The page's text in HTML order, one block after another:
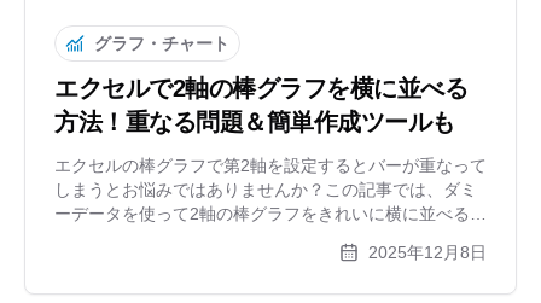
グラフ・チャート
エクセルで2軸の棒グラフを横に並べる
方法！重なる問題＆簡単作成ツールも
エクセルの棒グラフで第2軸を設定するとバーが重なって
しまうとお悩みではありませんか？この記事では、ダミ
ーデータを使って2軸の棒グラフをきれいに横に並べる手
順を解説します。また、面倒な設定なしで美しいグラフ
が作れる無料ツールもあわせてご紹介します。2025年12月8日